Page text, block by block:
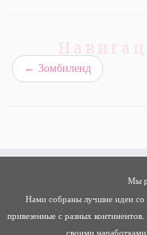
← Зомбиленд
Мы
Нами собраны лучшие идеи со
привезенные с разных
своими